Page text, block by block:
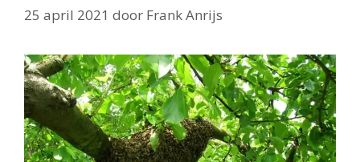
25 april 2021 door Frank Anrijs